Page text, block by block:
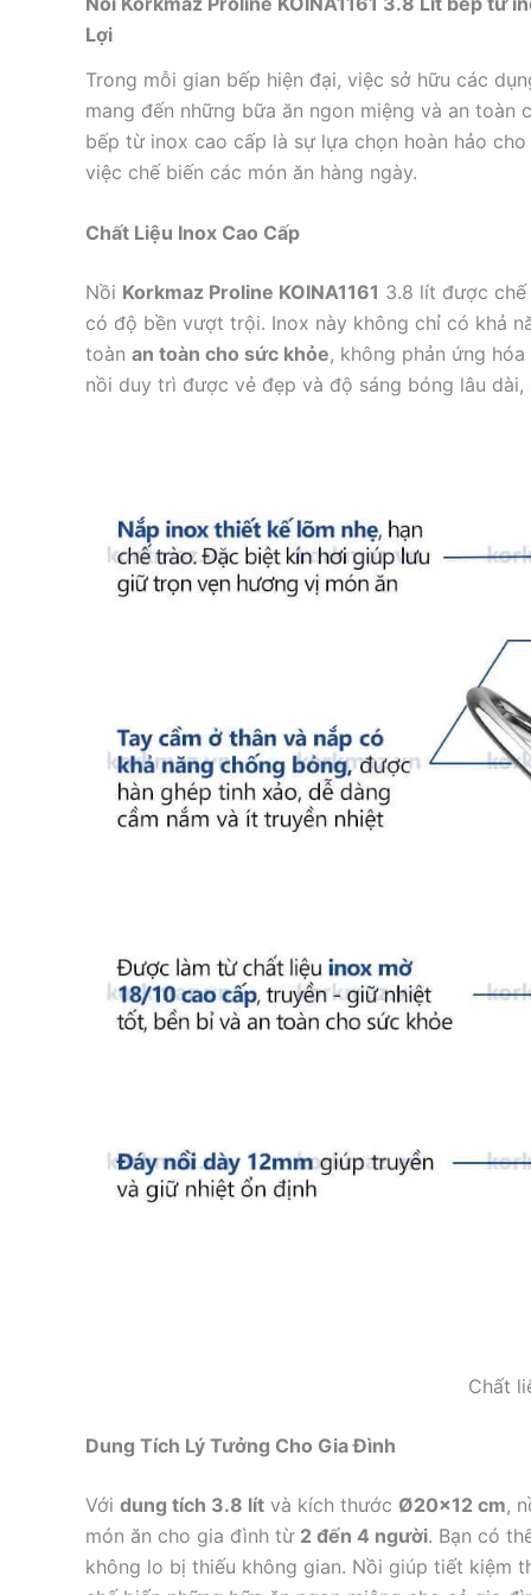
Lợi
Trong mỗi gian bếp hiện đại, việc sở hữu các
mang đến những bữa ăn ngon miệng và an toàn
bếp từ inox cao cấp là sự lựa chọn hoàn hảo
việc chế biến các món ăn hàng ngày.
Chất Liệu Inox Cao Cấp
Nồi Korkmaz Proline KOINA1161 3.8 lít được
có độ bền vượt trội. Inox này không chỉ có khả
toàn an toàn cho sức khỏe, không phản ứng
nồi duy trì được vẻ đẹp và độ sáng bóng lâu
Chất
Dung Tích Lý Tưởng Cho Gia Đình
Với dung tích 3.8 lít và kích thước Ø20×12 cm,
món ăn cho gia đình từ 2 đến 4 người. Bạn có
không lo bị thiếu không gian. Nồi giúp tiết kiệm